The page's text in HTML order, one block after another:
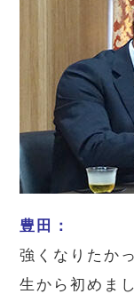
豊田：
強くなりたか
生から初めま